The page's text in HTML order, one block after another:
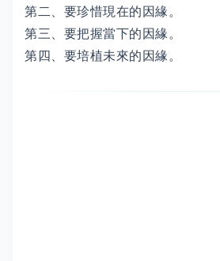
第二、要珍惜現在的因緣。
第三、要把握當下的因緣。
第四、要培植未來的因緣。